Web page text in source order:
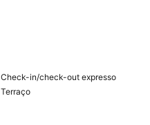
Check-in/check-out expresso
Terraço